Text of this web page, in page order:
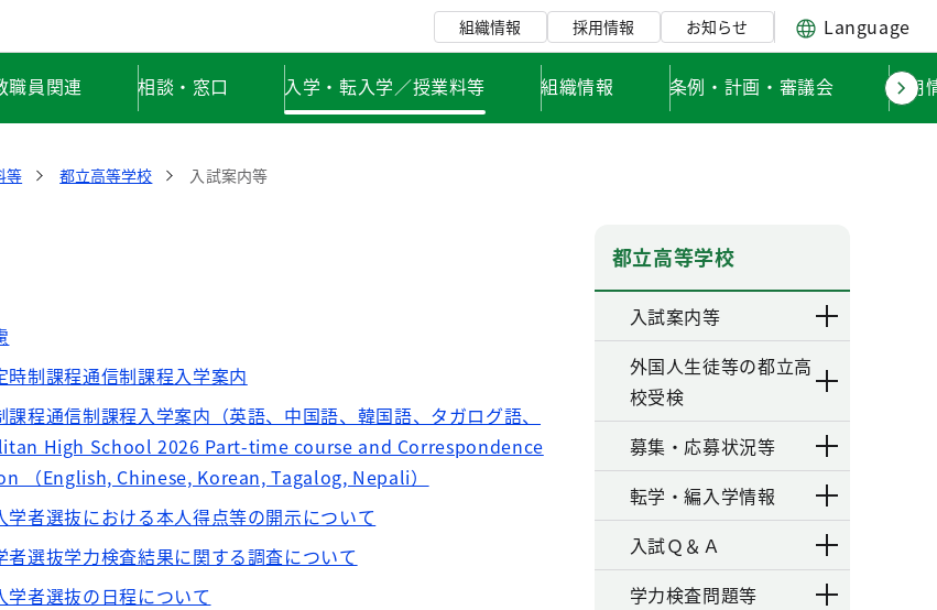
組織情報 採用情報 お知らせ Language
職員関連 相談・窓口 入学・転入学／授業料等 組織情報 条例・計画・審議会 採用
等 都立高等学校 入試案内等
制課程通信制課程入学案内
程通信制課程入学案内（英語、中国語、韓国語、タガログ語、
High School 2026 Part-time course and Correspondence
（English, Chinese, Korean, Tagalog, Nepali）
者選抜における本人得点等の開示について
選抜学力検査結果に関する調査について
者選抜の日程について
都立高等学校
入試案内等
外国人生徒等の都立高
校受検
募集・応募状況等
転学・編入学情報
入試Ｑ＆Ａ
学力検査問題等